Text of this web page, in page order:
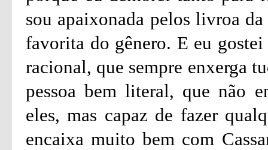
sou apaixonada pelos livroa
favorita do gênero. E eu
racional, que sempre enxerga
pessoa bem literal, que não
eles, mas capaz de fazer
encaixa muito bem com